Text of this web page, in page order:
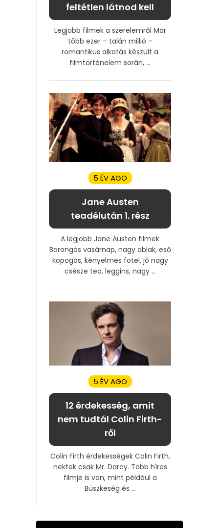
feltétlen látnod kell
Legjobb filmek a szerelemről Már
több ezer – talán millió –
romantikus alkotás készült a
filmtörténelem során, ...
5 ÉV AGO
Jane Austen
teadélután 1. rész
A legjobb Jane Austen filmek
Borongós vasárnap, nagy ablak, eső
kopogás, kényelmes fotel, jó nagy
csésze tea, leggins, nagy ...
5 ÉV AGO
12 érdekesség, amit
nem tudtál Colin Firth-
ről
Colin Firth érdekességek Colin Firth,
nektek csak Mr. Darcy. Több híres
filmje is van, mint például a
Büszkeség és ...